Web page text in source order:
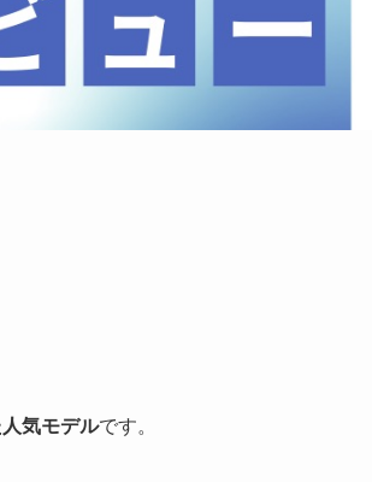
気モデルです。